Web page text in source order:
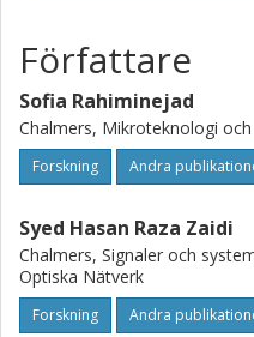
Författare
Sofia Rahiminejad
Chalmers, Mikroteknologi
Forskning Andra
Syed Hasan Raza Zaidi
Chalmers, Signaler och
Optiska Nätverk
Forskning Andra